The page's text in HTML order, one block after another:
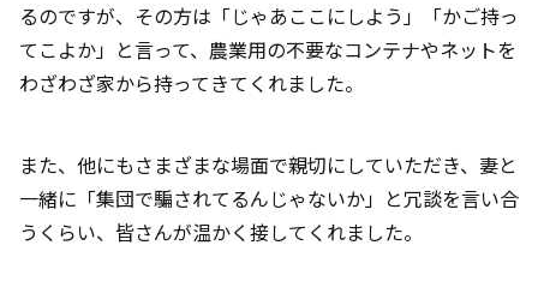
るのですが、その方は「じゃあここにしよう」「かご持っ
てこよか」と言って、農業用の不要なコンテナやネットを
わざわざ家から持ってきてくれました。
また、他にもさまざまな場面で親切にしていただき、妻と
一緒に「集団で騙されてるんじゃないか」と冗談を言い合
うくらい、皆さんが温かく接してくれました。